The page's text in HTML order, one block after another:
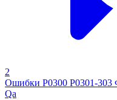
2
Ошибки Р0300 Р0301-303
Qa